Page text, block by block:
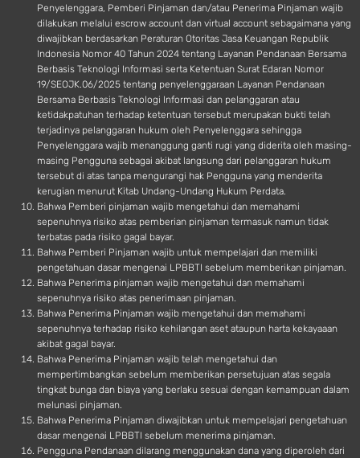
Penyelenggara, Pemberi Pinjaman dan/atau Penerima Pinjaman wajib
dilakukan melalui escrow account dan virtual account sebagaimana yang
diwajibkan berdasarkan Peraturan Otoritas Jasa Keuangan Republik
Indonesia Nomor 40 Tahun 2024 tentang Layanan Pendanaan Bersama
Berbasis Teknologi Informasi serta Ketentuan Surat Edaran Nomor
19/SEOJK.06/2025 tentang penyelenggaraan Layanan Pendanaan
Bersama Berbasis Teknologi Informasi dan pelanggaran atau
ketidakpatuhan terhadap ketentuan tersebut merupakan bukti telah
terjadinya pelanggaran hukum oleh Penyelenggara sehingga
Penyelenggara wajib menanggung ganti rugi yang diderita oleh masing-
masing Pengguna sebagai akibat langsung dari pelanggaran hukum
tersebut di atas tanpa mengurangi hak Pengguna yang menderita
kerugian menurut Kitab Undang-Undang Hukum Perdata.
Bahwa Pemberi pinjaman wajib mengetahui dan memahami
sepenuhnya risiko atas pemberian pinjaman termasuk namun tidak
terbatas pada risiko gagal bayar.
Bahwa Pemberi Pinjaman wajib untuk mempelajari dan memiliki
pengetahuan dasar mengenai LPBBTI sebelum memberikan pinjaman.
Bahwa Penerima pinjaman wajib mengetahui dan memahami
sepenuhnya risiko atas penerimaan pinjaman.
Bahwa Penerima Pinjaman wajib mengetahui dan memahami
sepenuhnya terhadap risiko kehilangan aset ataupun harta kekayaaan
akibat gagal bayar.
Bahwa Penerima Pinjaman wajib telah mengetahui dan
mempertimbangkan sebelum memberikan persetujuan atas segala
tingkat bunga dan biaya yang berlaku sesuai dengan kemampuan dalam
melunasi pinjaman.
Bahwa Penerima Pinjaman diwajibkan untuk mempelajari pengetahuan
dasar mengenai LPBBTI sebelum menerima pinjaman.
Pengguna Pendanaan dilarang menggunakan dana yang diperoleh dari